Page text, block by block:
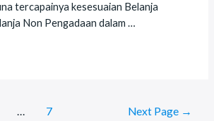
tercapainya kesesuaian Belanja
Non Pengadaan dalam …
… 7 Next Page →